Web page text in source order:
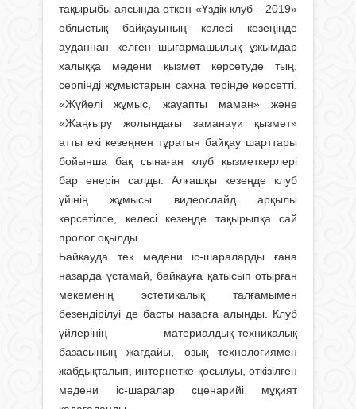
тақырыбы аясында өткен «Үздік клуб – 2019»
облыстық байқауының келесі кезеңінде
ауданнан келген шығармашылық ұжымдар
халыққа мәдени қызмет көрсетуде тың,
серпінді жұмыстарын сахна төрінде көрсетті.
«Жүйелі жұмыс, жауапты маман» және
«Жаңғыру жолындағы заманауи қызмет»
атты екі кезеңнен тұратын байқау шарттары
бойынша бақ сынаған клуб қызметкерлері
бар өнерін салды. Алғашқы кезеңде клуб
үйінің жұмысы видеослайд арқылы
көрсетілсе, келесі кезеңде тақырыпқа сай
пролог оқылды.
Байқауда тек мәдени іс-шараларды ғана
назарда ұстамай, байқауға қатысып отырған
мекеменің эстетикалық тал­ғамымен
безендірілуі де басты назарға алынды. Клуб
үйлерінің материалдық-теxникалық
базасының жағдайы, озық теxнологиямен
жабдықталып, интернетке қосылуы, өткізілген
мәдени іс-шаралар сценарийі мұқият